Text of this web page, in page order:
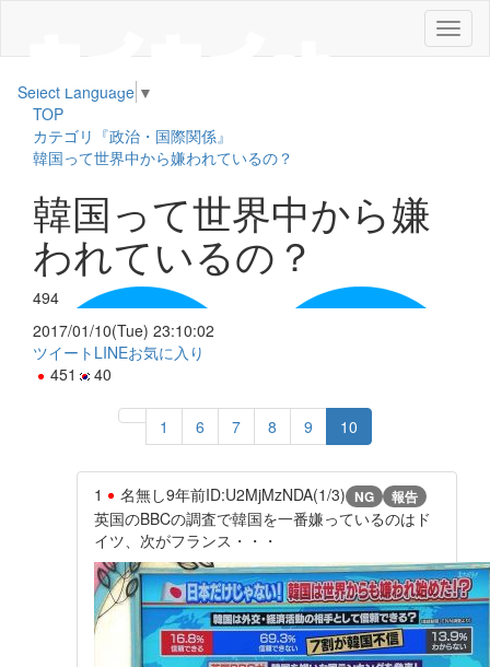
メ
ニ
Select Language ▼
TOP
カテゴリ『政治・国際関係』
韓国って世界中から嫌われているの？
韓国って世界中から嫌
われているの？
494
2017/01/10(Tue) 23:10:02
ツイート LINEお気に入り
451
40
1 6 7 8 9 10
1 名無し9年前ID:U2MjMzNDA(1/3) NG 報告
英国のBBCの調査で韓国を一番嫌っているのはド
イツ、次がフランス・・・